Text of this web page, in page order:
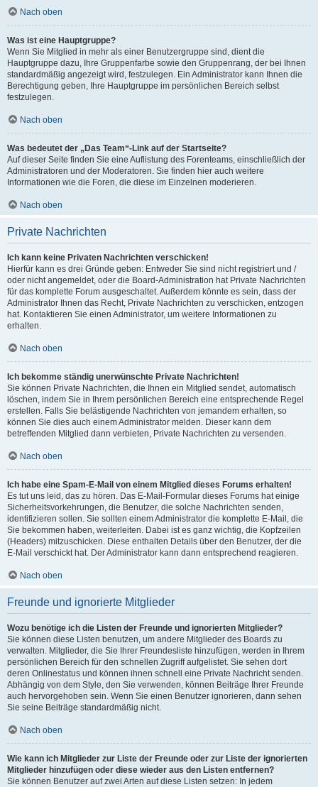
Nach oben
Was ist eine Hauptgruppe?
Wenn Sie Mitglied in mehr als einer Benutzergruppe sind, dient die
Hauptgruppe dazu, Ihre Gruppenfarbe sowie den Gruppenrang, der bei Ihnen
standardmäßig angezeigt wird, festzulegen. Ein Administrator kann Ihnen die
Berechtigung geben, Ihre Hauptgruppe im persönlichen Bereich selbst
festzulegen.
Nach oben
Was bedeutet der „Das Team“-Link auf der Startseite?
Auf dieser Seite finden Sie eine Auflistung des Forenteams, einschließlich der
Administratoren und der Moderatoren. Sie finden hier auch weitere
Informationen wie die Foren, die diese im Einzelnen moderieren.
Nach oben
Private Nachrichten
Ich kann keine Privaten Nachrichten verschicken!
Hierfür kann es drei Gründe geben: Entweder Sie sind nicht registriert und /
oder nicht angemeldet, oder die Board-Administration hat Private Nachrichten
für das komplette Forum ausgeschaltet. Außerdem könnte es sein, dass der
Administrator Ihnen das Recht, Private Nachrichten zu verschicken, entzogen
hat. Kontaktieren Sie einen Administrator, um weitere Informationen zu
erhalten.
Nach oben
Ich bekomme ständig unerwünschte Private Nachrichten!
Sie können Private Nachrichten, die Ihnen ein Mitglied sendet, automatisch
löschen, indem Sie in Ihrem persönlichen Bereich eine entsprechende Regel
erstellen. Falls Sie belästigende Nachrichten von jemandem erhalten, so
können Sie dies auch einem Administrator melden. Dieser kann dem
betreffenden Mitglied dann verbieten, Private Nachrichten zu versenden.
Nach oben
Ich habe eine Spam-E-Mail von einem Mitglied dieses Forums erhalten!
Es tut uns leid, das zu hören. Das E-Mail-Formular dieses Forums hat einige
Sicherheitsvorkehrungen, die Benutzer, die solche Nachrichten senden,
identifizieren sollen. Sie sollten einem Administrator die komplette E-Mail, die
Sie bekommen haben, weiterleiten. Dabei ist es ganz wichtig, die Kopfzeilen
(Headers) mitzuschicken. Diese enthalten Details über den Benutzer, der die
E-Mail verschickt hat. Der Administrator kann dann entsprechend reagieren.
Nach oben
Freunde und ignorierte Mitglieder
Wozu benötige ich die Listen der Freunde und ignorierten Mitglieder?
Sie können diese Listen benutzen, um andere Mitglieder des Boards zu
verwalten. Mitglieder, die Sie Ihrer Freundesliste hinzufügen, werden in Ihrem
persönlichen Bereich für den schnellen Zugriff aufgelistet. Sie sehen dort
deren Onlinestatus und können ihnen schnell eine Private Nachricht senden.
Abhängig von dem Style, den Sie verwenden, können Beiträge Ihrer Freunde
auch hervorgehoben sein. Wenn Sie einen Benutzer ignorieren, dann sehen
Sie seine Beiträge standardmäßig nicht.
Nach oben
Wie kann ich Mitglieder zur Liste der Freunde oder zur Liste der ignorierten
Mitglieder hinzufügen oder diese wieder aus den Listen entfernen?
Sie können Benutzer auf zwei Arten auf diese Listen setzen: In jedem